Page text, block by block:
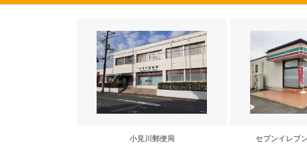
小見川郵便局 セブンイレブ